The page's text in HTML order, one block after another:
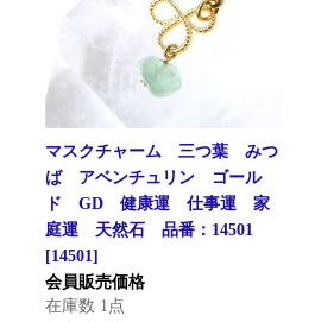
マスクチャーム 三つ葉 みつ
ば アベンチュリン ゴール
ド GD 健康運 仕事運 家
庭運 天然石 品番：14501
[14501]
会員販売価格
在庫数 1点